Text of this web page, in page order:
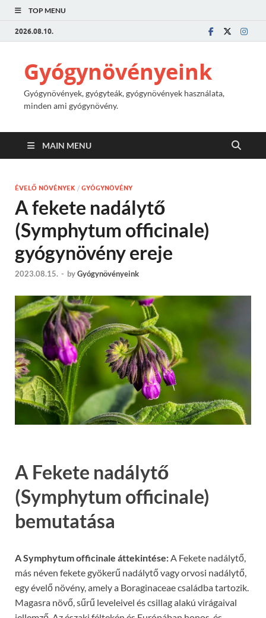
TOP MENU
2026.08.10.
Gyógynövényeink
Gyógynövények, gyógyteák, gyógynövények használata,
minden ami gyógynövény.
MAIN MENU
ÉVELŐ NÖVÉNYEK / GYÓGYNÖVÉNY
A fekete nadálytő
(Symphytum officinale)
gyógynövény ereje
2023.08.15. - byGyógynövényeink
A Fekete nadálytő
(Symphytum officinale)
bemutatása
A Symphytum officinale áttekintése: A Fekete nadálytő,
más néven fekete gyökerű nadálytő vagy orvosi nadálytő,
egy évelő növény, amely a Boraginaceae családba tartozik.
Magasra növő, sűrű leveleivel és csillag alakú virágaival